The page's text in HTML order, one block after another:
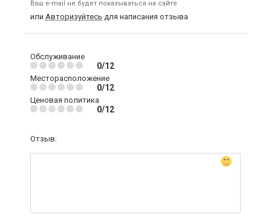
Ваш e-mail не будет показываться на сайте
или Авторизуйтесь для написания отзыва
Обслуживание
0/12
Месторасположение
0/12
Ценовая политика
0/12
Отзыв: